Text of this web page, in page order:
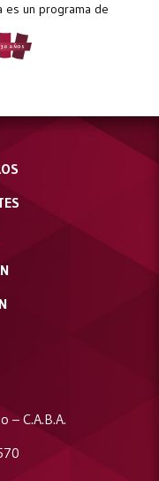
es un programa de
– C.A.B.A.